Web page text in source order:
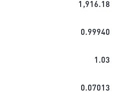
1,916.18
0.99940
1.03
0.07013